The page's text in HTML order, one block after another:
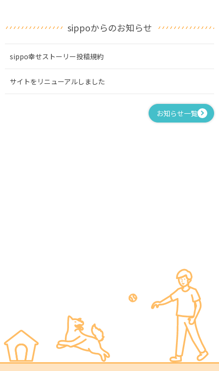
sippoからのお知らせ
sippo幸せストーリー投稿規約
サイトをリニューアルしました
お知らせ一覧